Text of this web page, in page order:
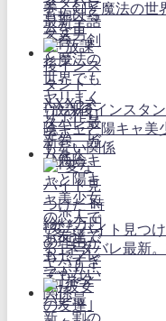
巻。剣と魔法の世
ムを！
｢放課後インスタ
陰キャと陽キャ美
もない関係
｢変なバイト見つ
る｣ネタバレ最新
っぷり！